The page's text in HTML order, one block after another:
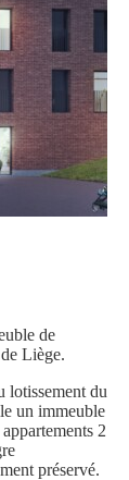
de
Liège.
lotissement du
un immeuble
2
préservé.